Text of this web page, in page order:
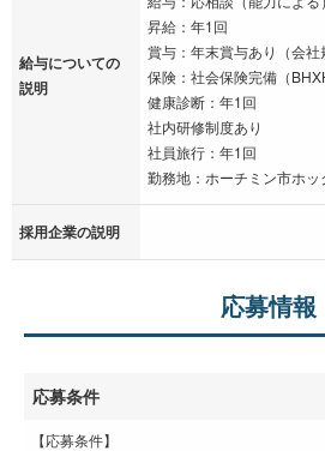
給与についての
説明
昇給：年1回
賞与：年末賞与あり（会社
保険：社会保険完備（
健康診断：年1回
社内研修制度あり
社員旅行：年1回
勤務地：ホーチミン市ホ
採用企業の説明
応募情報
応募条件
【応募条件】